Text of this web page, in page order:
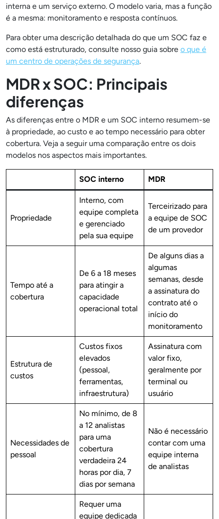
interna e um serviço externo. O modelo varia, mas a função
é a mesma: monitoramento e resposta contínuos.
Para obter uma descrição detalhada do que um SOC faz e
como está estruturado, consulte nosso guia sobre o que é
um centro de operações de segurança.
MDR x SOC: Principais
diferenças
As diferenças entre o MDR e um SOC interno resumem-se
à propriedade, ao custo e ao tempo necessário para obter
cobertura. Veja a seguir uma comparação entre os dois
modelos nos aspectos mais importantes.
SOC interno MDR
Propriedade
Interno, com
equipe completa
e gerenciado
pela sua equipe
Terceirizado para
a equipe de SOC
de um provedor
Tempo até a
cobertura
De 6 a 18 meses
para atingir a
capacidade
operacional total
De alguns dias a
algumas
semanas, desde
a assinatura do
contrato até o
início do
monitoramento
Estrutura de
custos
Custos fixos
elevados
(pessoal,
ferramentas,
infraestrutura)
Assinatura com
valor fixo,
geralmente por
terminal ou
usuário
Necessidades de
pessoal
No mínimo, de 8
a 12 analistas
para uma
cobertura
verdadeira 24
horas por dia, 7
dias por semana
Não é necessário
contar com uma
equipe interna
de analistas
Requer uma
equipe dedicada